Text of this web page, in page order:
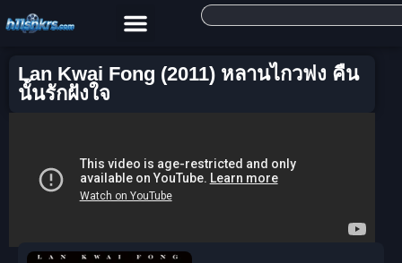
Lan Kwai Fong (2011) หลานไกวฟง คืน
นั้นรักฝังใจ